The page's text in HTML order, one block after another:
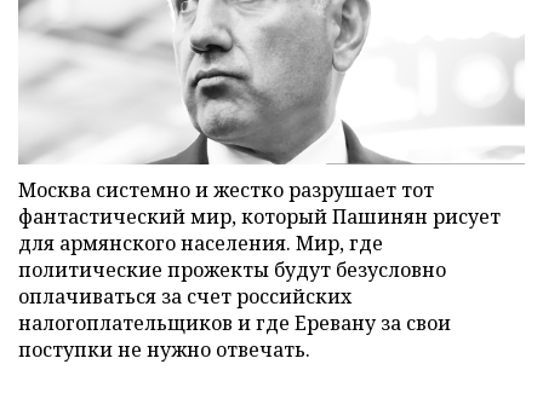
Москва системно и жестко разрушает тот
фантастический мир, который Пашинян рисует
для армянского населения. Мир, где
политические прожекты будут безусловно
оплачиваться за счет российских
налогоплательщиков и где Еревану за свои
поступки не нужно отвечать.